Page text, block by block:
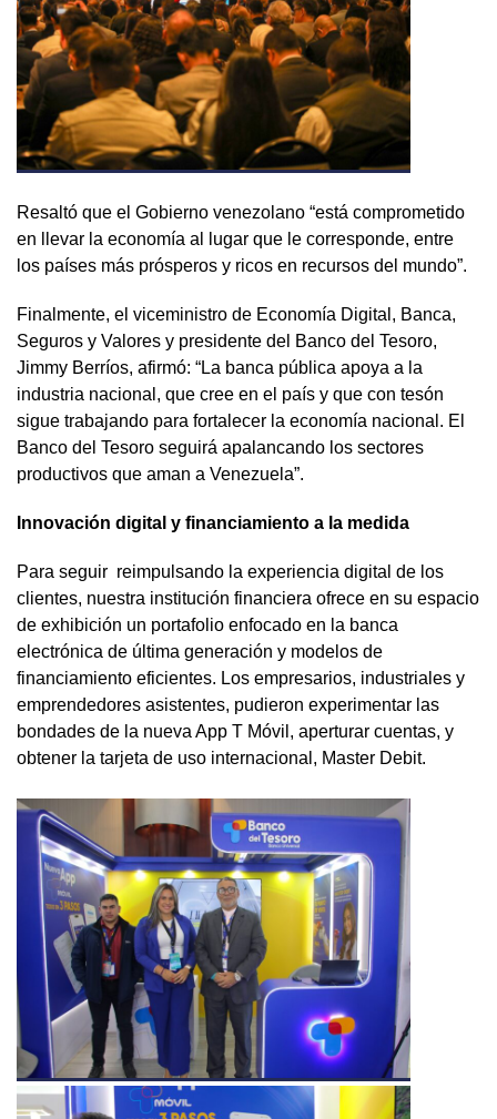
Resaltó que el Gobierno venezolano “está comprometido
en llevar la economía al lugar que le corresponde, entre
los países más prósperos y ricos en recursos del mundo”.
Finalmente, el viceministro de Economía Digital, Banca,
Seguros y Valores y presidente del Banco del Tesoro,
Jimmy Berríos, afirmó: “La banca pública apoya a la
industria nacional, que cree en el país y que con tesón
sigue trabajando para fortalecer la economía nacional. El
Banco del Tesoro seguirá apalancando los sectores
productivos que aman a Venezuela”.
Innovación digital y financiamiento a la medida
Para seguir reimpulsando la experiencia digital de los
clientes, nuestra institución financiera ofrece en su espacio
de exhibición un portafolio enfocado en la banca
electrónica de última generación y modelos de
financiamiento eficientes. Los empresarios, industriales y
emprendedores asistentes, pudieron experimentar las
bondades de la nueva App T Móvil, aperturar cuentas, y
obtener la tarjeta de uso internacional, Master Debit.